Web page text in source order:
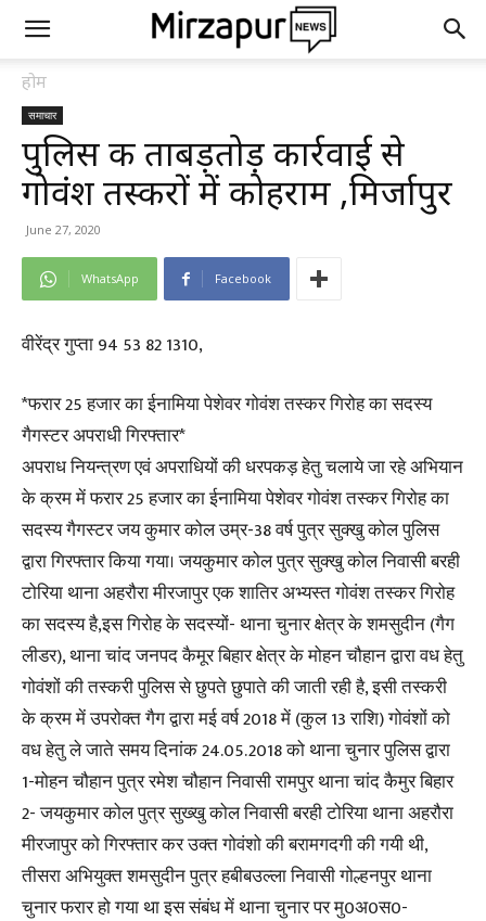
होम
समाचार
पुलिस की ताबड़तोड़ कार्रवाई से
गोवंश तस्करों में कोहराम ,मिर्जापुर
June 27, 2020
WhatsApp Facebook
वीरेंद्र गुप्ता 94 53 82 1310,
*फरार 25 हजार का ईनामिया पेशेवर गोवंश तस्कर गिरोह का सदस्य
गैगस्टर अपराधी गिरफ्तार*
अपराध नियन्त्रण एवं अपराधियों की धरपकड़ हेतु चलाये जा रहे अभियान
के क्रम में फरार 25 हजार का ईनामिया पेशेवर गोवंश तस्कर गिरोह का
सदस्य गैगस्टर जय कुमार कोल उम्र-38 वर्ष पुत्र सुक्खु कोल पुलिस
द्वारा गिरफ्तार किया गया। जयकुमार कोल पुत्र सुक्खु कोल निवासी बरही
टोरिया थाना अहरौरा मीरजापुर एक शातिर अभ्यस्त गोवंश तस्कर गिरोह
का सदस्य है,इस गिरोह के सदस्यों- थाना चुनार क्षेत्र के शमसुदीन (गैग
लीडर), थाना चांद जनपद कैमूर बिहार क्षेत्र के मोहन चौहान द्वारा वध हेतु
गोवंशों की तस्करी पुलिस से छुपते छुपाते की जाती रही है, इसी तस्करी
के क्रम में उपरोक्त गैग द्वारा मई वर्ष 2018 में (कुल 13 राशि) गोवंशों को
वध हेतु ले जाते समय दिनांक 24.05.2018 को थाना चुनार पुलिस द्वारा
1-मोहन चौहान पुत्र रमेश चौहान निवासी रामपुर थाना चांद कैमुर बिहार
2- जयकुमार कोल पुत्र सुख्खु कोल निवासी बरही टोरिया थाना अहरौरा
मीरजापुर को गिरफ्तार कर उक्त गोवंशो की बरामगदगी की गयी थी,
तीसरा अभियुक्त शमसुदीन पुत्र हबीबउल्ला निवासी गोल्हनपुर थाना
चुनार फरार हो गया था इस संबंध में थाना चुनार पर मु0अ0स0-